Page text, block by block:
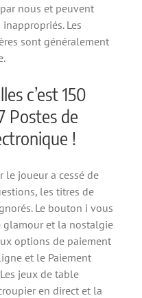
nous et peuvent
Les
sont généralement
c’est 150
Postes de
!
le joueur a cessé de
les titres de
Le bouton i vous
glamour et la nostalgie
options de paiement
et le Paiement
jeux de table
en direct et la